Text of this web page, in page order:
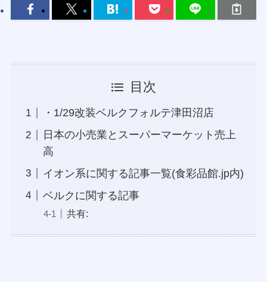
目次
・1/29改装ベルクフォルテ津田沼店
日本の小売業とスーパーマーケット売上
高
イオン系に関する記事一覧(食彩品館.jp内)
ベルクに関する記事
共有: